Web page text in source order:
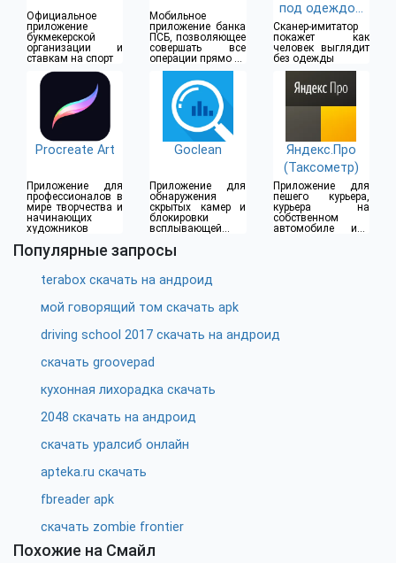
Официальное
приложение
букмекерской
организации и
ставкам на спорт
Мобильное
приложение банка
ПСБ, позволяющее
совершать все
операции прямо из
дома
под одеждой
(18+)
Сканер-имитатор
покажет как
человек выглядит
без одежды
Procreate Art
Приложение для
профессионалов в
мире творчества и
начинающих
художников
Goclean
Приложение для
обнаружения
скрытых камер и
блокировки
всплывающей
Яндекс.Про
(Таксометр)
Приложение для
пешего курьера,
курьера на
собственном
автомобиле или
Популярные запросы
terabox скачать на андроид
мой говорящий том скачать apk
driving school 2017 скачать на андроид
скачать groovepad
кухонная лихорадка скачать
2048 скачать на андроид
скачать уралсиб онлайн
apteka.ru скачать
fbreader apk
скачать zombie frontier
Похожие на Смайл